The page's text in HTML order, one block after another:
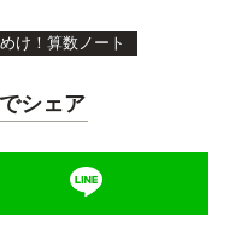
け！算数ノート
シェア